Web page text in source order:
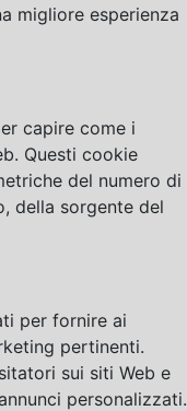
migliore esperienza
capire come i
Questi cookie
del numero di
della sorgente del
per fornire ai
pertinenti.
sui siti Web e
personalizzati.